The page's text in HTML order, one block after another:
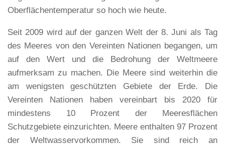
Beginn der Aufzeichnungen war die globale Meeres-
Seit 2009 wird auf der ganzen Welt der 8. Juni als Tag
des Meeres von den Vereinten Nationen begangen, um
auf den Wert und die Bedrohung der Weltmeere
aufmerksam zu machen. Die Meere sind weiterhin die
am wenigsten geschützten Gebiete der Erde. Die
Vereinten Nationen haben vereinbart bis 2020 für
mindestens 10 Prozent der Meeresflächen
Schutzgebiete einzurichten. Meere enthalten 97 Prozent